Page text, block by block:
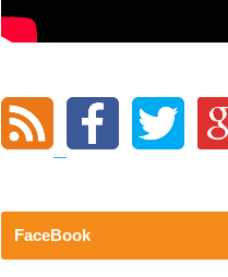
FaceBook